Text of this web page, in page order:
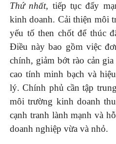
Thứ nhất, tiếp tục đẩy
kinh doanh. Cải thiện môi
yếu tố then chốt để thúc
Điều này bao gồm việc
chính, giảm bớt rào cản
cao tính minh bạch và
lý. Chính phủ cần tập
môi trường kinh doanh
cạnh tranh lành mạnh và
doanh nghiệp vừa và nhỏ.